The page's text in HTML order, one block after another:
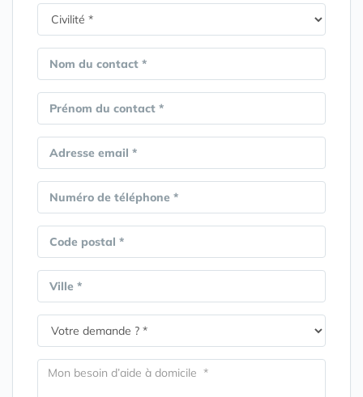
Nom du contact *
Prénom du contact *
Adresse email *
Numéro de téléphone *
Code postal *
Ville *